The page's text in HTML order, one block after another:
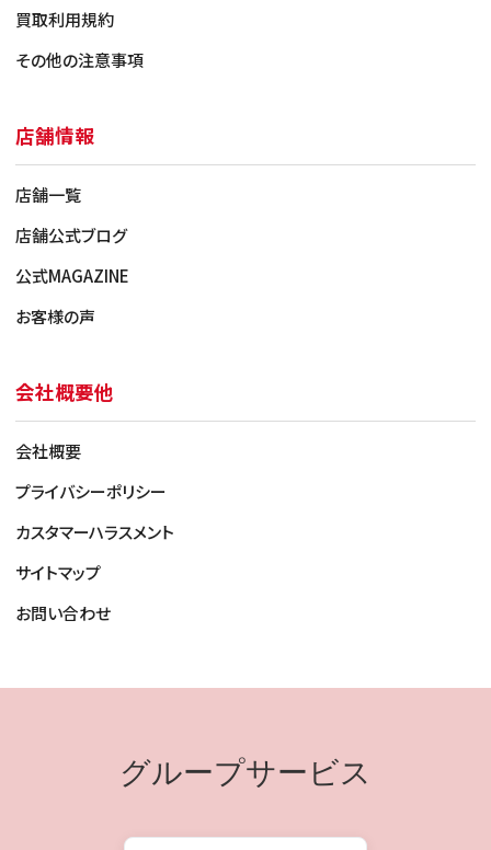
Dランク（著しい劣化・故障品）
や機能障害により継続的な使用に支障があると判
断されるもの
・表記買取価格は上限
に最終査定⾦額をご提⽰
・画面/背面に割れや亀裂がある
買取利用規約
その他の注意事項
店舗情報
店舗一覧
店舗公式ブログ
公式MAGAZINE
お客様の声
会社概要他
会社概要
プライバシーポリシー
カスタマーハラスメント
サイトマップ
お問い合わせ
グループサービス